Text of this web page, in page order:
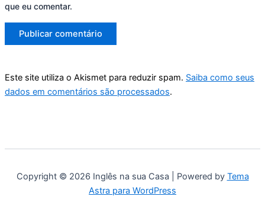
que eu comentar.
Este site utiliza o Akismet para reduzir spam. Saiba como seus
dados em comentários são processados.
Copyright © 2026 Inglês na sua Casa | Powered by Tema
Astra para WordPress